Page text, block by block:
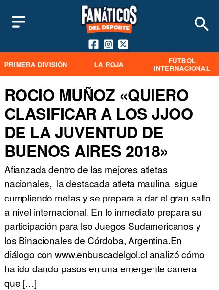
PRIMERA DIVISIÓN LA ROJA
FÚTBOL
INTERNACIONAL
ROCIO MUÑOZ «QUIERO
CLASIFICAR A LOS JJOO
DE LA JUVENTUD DE
BUENOS AIRES 2018»
Afianzada dentro de las mejores atletas
nacionales, la destacada atleta maulina sigue
cumpliendo metas y se prepara a dar el gran salto
a nivel internacional. En lo inmediato prepara su
participación para lso Juegos Sudamericanos y
los Binacionales de Córdoba, Argentina.En
diálogo con www.enbuscadelgol.cl analizó cómo
ha ido dando pasos en una emergente carrera
que […]